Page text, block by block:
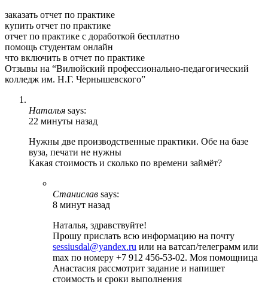
заказать отчет по практике
купить отчет по практике
отчет по практике с доработкой бесплатно
помощь студентам онлайн
что включить в отчет по практике
Отзывы на “Вилюйский профессионально-педагогический
колледж им. Н.Г. Чернышевского”
Наталья says:
22 минуты назад
Нужны две производственные практики. Обе на базе
вуза, печати не нужны
Какая стоимость и сколько по времени займёт?
Станислав says:
8 минут назад
Наталья, здравствуйте!
Прошу прислать всю информацию на почту
sessiusdal@yandex.ru или на ватсап/телеграмм или
max по номеру +7 912 456-53-02. Моя помощница
Анастасия рассмотрит задание и напишет
стоимость и сроки выполнения